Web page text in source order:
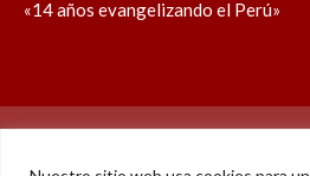
«14 años evangelizando el Perú»
Política de cookies